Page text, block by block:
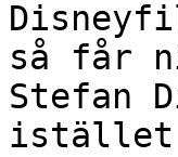
så får
Stefan